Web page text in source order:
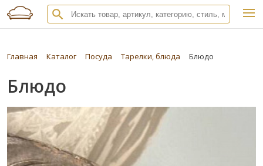
Главная Каталог Посуда Тарелки, блюда Блюдо
Блюдо